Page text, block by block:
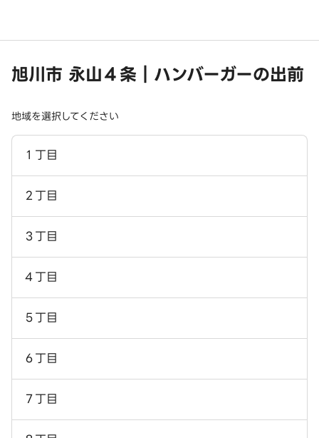
旭川市 永山４条｜ハンバーガーの出前
地域を選択してください
１丁目
２丁目
３丁目
４丁目
５丁目
６丁目
７丁目